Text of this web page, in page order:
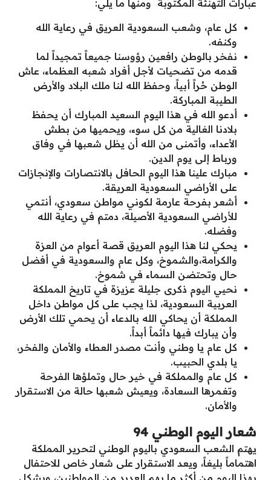
عبارات التهنئة المكتوبة ومنها ما يلي:
كل عام، وشعب السعودية العريق في رعاية الله
وكنفه.
نفخر بالوطن رافعين رؤوسنا جميعاً تمجيداً لما
قدمه من تضحيات لأجل أفراد شعبه العظماء، عاش
الوطن حُراً أبياً، وحفظ الله لنا ملك البلاد والأرض
الطيبة المباركة.
أدعو الله في هذا اليوم السعيد المبارك أن يحفظ
بلادنا الغالية من كل سوء، ويحميها من بطش
الأعداء، وأتمنى من الله أن يظل شعبها في وفاق
ورباط إلى يوم الدين.
مبارك علينا هذا اليوم الحافل بالانتصارات والإنجازات
على الأراضي السعودية العريقة.
أشعر بفرحة عارمة لكوني مواطن سعودي، أنتمي
للأراضي السعودية الأصيلة، دمتم في رعاية الله
وفضله.
يحكي لنا هذا اليوم العريق قصة أعوام من العزة
والكرامة،والشموخ، وكل عام والسعودية في أفضل
حال وتحتضن السماء في شموخ.
نحيي اليوم ذكرى جليلة عزيزة في تاريخ المملكة
العربية السعودية، لذا يجب على كل مواطن داخل
المملكة أن يحاكي الله بالدعاء أن يحمي تلك الأرض
وأن يبارك فيها دائماً أبداً.
كل عام يا وطني وأنت مصدر العطاء والأمان والفخر،
يا بلدي الحبيب.
كل عام والمملكة في خير حال وتملؤها الفرحة
وتغمرها السعادة، ويعيش شعبها حالة من الاستقرار
والأمان.
شعار اليوم الوطني 94
يهتم الشعب السعودي باليوم الوطني لتحرير المملكة
اهتماماً بليغاً، ويعد الاستقرار على شعار خاص للاحتفال